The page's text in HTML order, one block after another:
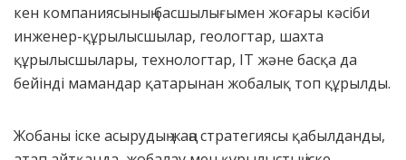
кен компаниясының басшылығымен жоғары кәсіби
инженер-құрылысшылар, геологтар, шахта
құрылысшылары, технологтар, IT және басқа да
бейінді мамандар қатарынан жобалық топ құрылды.
Жобаны іске асырудың жаңа стратегиясы қабылданды,